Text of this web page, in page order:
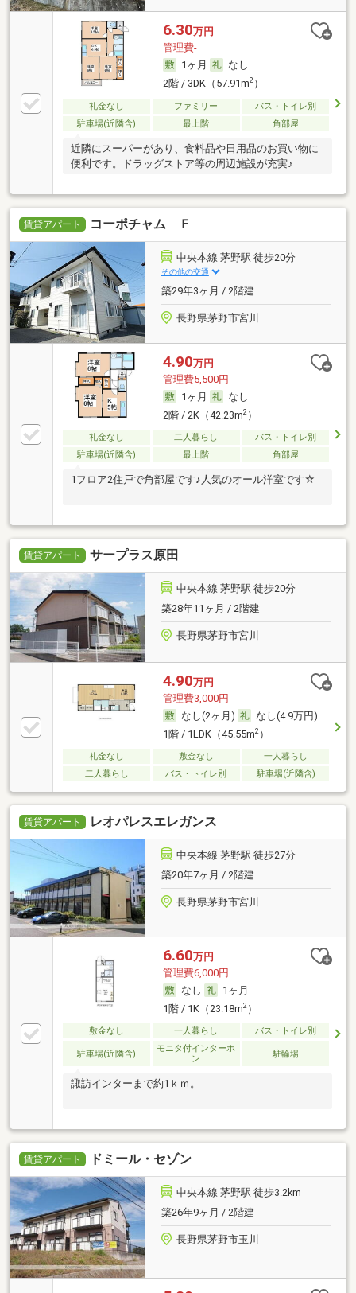
6.30万円
管理費-
1ヶ月
なし
2階 / 3DK（57.91m2）
礼金なし ファミリー
バス・トイレ別
駐車場(近隣含)
最上階 角部屋
近隣にスーパーがあり、食料品や日用品のお買い物に
便利です。ドラッグストア等の周辺施設が充実♪
賃貸アパート コーポチャム Ｆ
中央本線 茅野駅 徒歩20分
その他の交通
築29年3ヶ月 / 2階建
長野県茅野市宮川
4.90万円
管理費5,500円
1ヶ月
なし
2階 / 2K（42.23m2）
礼金なし 二人暮らし
バス・トイレ別
駐車場(近隣含)
最上階 角部屋
1フロア2住戸で角部屋です♪人気のオール洋室です☆
賃貸アパート サープラス原田
中央本線 茅野駅 徒歩20分
築28年11ヶ月 / 2階建
長野県茅野市宮川
4.90万円
管理費3,000円
なし(2ヶ月)
なし(4.9万円)
1階 / 1LDK（45.55m2）
礼金なし 敷金なし
一人暮らし
二人暮らし
バス・トイレ別 駐車場(近隣含)
賃貸アパート レオパレスエレガンス
中央本線 茅野駅 徒歩27分
築20年7ヶ月 / 2階建
長野県茅野市宮川
6.60万円
管理費6,000円
なし
1ヶ月
1階 / 1K（23.18m2）
敷金なし 一人暮らし バス・トイレ別
駐車場(近隣含)
モニタ付インターホ
ン
駐輪場
諏訪インターまで約1ｋｍ。
賃貸アパート ドミール・セゾン
中央本線 茅野駅 徒歩3.2km
築26年9ヶ月 / 2階建
長野県茅野市玉川